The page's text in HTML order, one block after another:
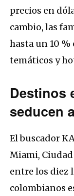
precios en
cambio, las
hasta un 10 %
temáticos y
Destinos
seducen
El buscador
Miami,
entre los diez
colombianos